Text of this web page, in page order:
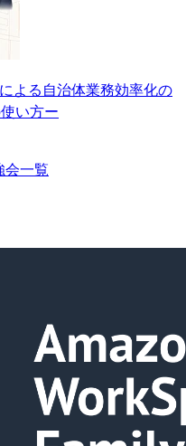
よる自治体業務効率化の
い方ー
会一覧